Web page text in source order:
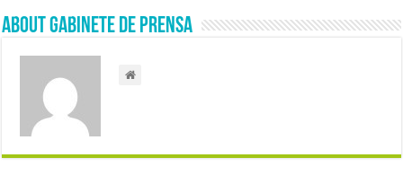
About Gabinete de Prensa